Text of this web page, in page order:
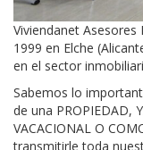
Viviendanet
1999 en Elche
en el sector
Sabemos lo
de una PROPIEDAD,
VACACIONAL O
transmitirle toda